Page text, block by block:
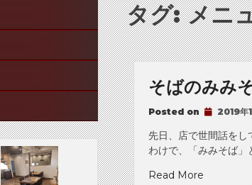
タグ:メニ
そばのみみそ
Posted on 2019年
先日、店で世間話をし
わけで、「みみそば」
Read More“そ